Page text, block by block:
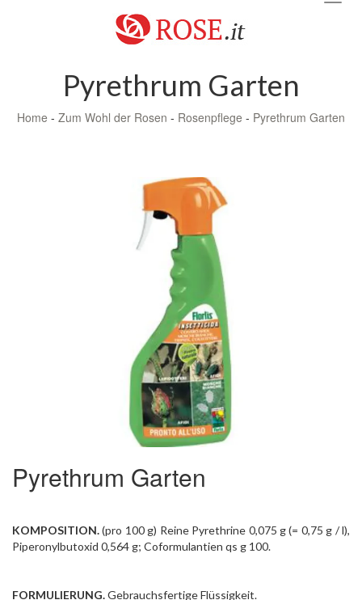
Pyrethrum Garten
Home - Zum Wohl der Rosen - Rosenpflege - Pyrethrum Garten
Pyrethrum Garten
KOMPOSITION.(pro 100 g) Reine Pyrethrine 0,075 g (= 0,75 g / l),
Piperonylbutoxid 0,564 g; Coformulantien qs g 100.
FORMULIERUNG.Gebrauchsfertige Flüssigkeit.